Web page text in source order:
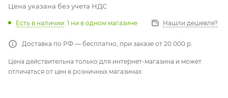
Цена указана без учета НДС
Есть в наличии: 1 ни в одном магазине Нашли дешевле?
Доставка по РФ — бесплатно, при заказе от 20 000 р.
Цена действительна только для интернет-магазина и может
отличаться от цен в розничных магазинах